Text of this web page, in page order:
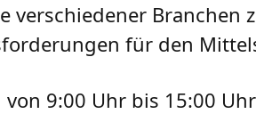
verschiedener Branchen
für den
9:00 Uhr bis 15:00